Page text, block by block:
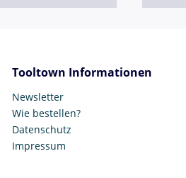
Tooltown Informationen
Newsletter
Wie bestellen?
Datenschutz
Impressum